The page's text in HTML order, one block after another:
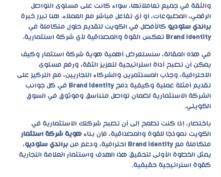
والثقة في جميع تعاملاتها، سواء كانت على مستوى التواصل
الرقمي، المطبوعات، أو أي تفاعل مباشر مع العملاء. هنا تبرز خبرة
براندي ستوديو كالأفضل في الكويت لتقديم حلول متكاملة في
Brand Identity تعكس القوة والمصداقية لأي شركة استثمارية.
في هذه المقالة، سنستعرض أهمية هوية شركة استثمار وكيف
يمكن أن تصبح أداة استراتيجية لتعزيز الثقة، ورفع مستوى
الاحترافية، وجذب المستثمرين والشركاء التجاريين، مع التركيز على
تقديم أمثلة عملية وكيفية دمج Brand Identity في كل جوانب
الشركة الاستثمارية لضمان تواصل متناسق وموثوق في السوق
الكويتي.
باختصار، إذا كنت تطمح إلى أن تصبح شركتك الاستثمارية في
الكويت نموذجًا للقوة والمصداقية، فإن بناء هوية شركة استثمار
متكاملة مع Brand Identity احترافية، ودعم من براندي ستوديو،
يمثل الخطوة الأولى لتحقيق هذا الهدف واستثمار العلامة التجارية
كقوة استراتيجية حقيقية.